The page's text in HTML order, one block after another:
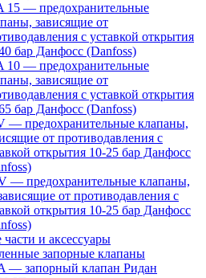
15 — предохранительные
зависящие от
с уставкой открытия
бар Данфосс (Danfoss)
10 — предохранительные
зависящие от
с уставкой открытия
бар Данфосс (Danfoss)
— предохранительные клапаны,
от противодавления с
открытия 10-25 бар Данфосс
— предохранительные клапаны,
от противодавления с
открытия 10-25 бар Данфосс
и аксессуары
запорные клапаны
— запорный клапан Ридан